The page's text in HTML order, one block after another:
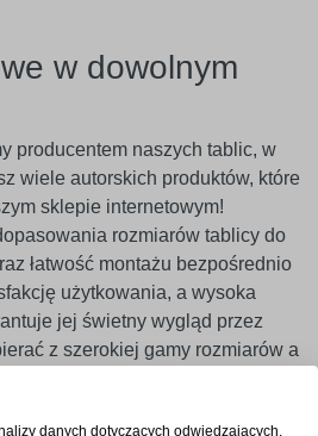
w dowolnym
producentem naszych tablic, w
wiele autorskich produktów, które
sklepie internetowym!
rozmiarów tablicy do
łatwość montażu bezpośrednio
użytkowania, a wysoka
jej świetny wygląd przez
z szerokiej gamy rozmiarów a
życzenie!
danych dotyczących odwiedzających,